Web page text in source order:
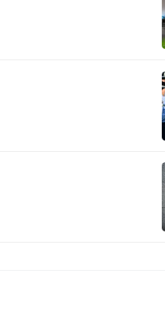
作者丨《香港
在“天人交战”，不
导人选举。
目前
）”态势和年度大戏